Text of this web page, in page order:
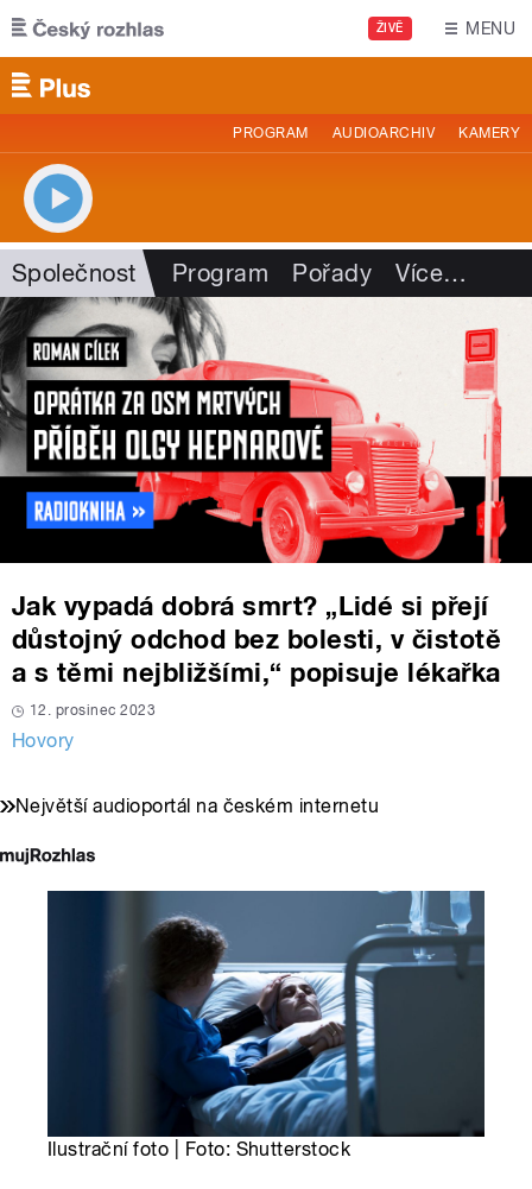
Přejít k hlavnímu obsahu
ŽIVĚ MENU
PROGRAM AUDIOARCHIV KAMERY
Společnost Program Pořady Více…
Jak vypadá dobrá smrt? „Lidé si přejí
důstojný odchod bez bolesti, v čistotě
a s těmi nejbližšími,“ popisuje lékařka
12. prosinec 2023
Hovory
Největší audioportál na českém internetu
Ilustrační foto | Foto: Shutterstock